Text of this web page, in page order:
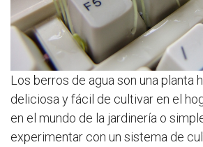
Los berros de agua son una planta
deliciosa y fácil de cultivar en el
en el mundo de la jardinería o
experimentar con un sistema de